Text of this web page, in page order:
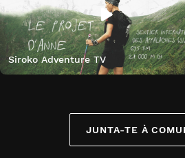
Siroko Adventure TV
JUNTA-TE À